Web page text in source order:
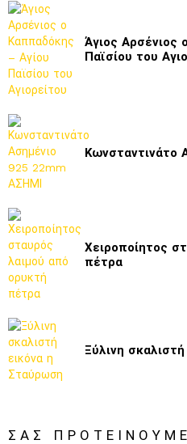
Άγιος Αρσένιος
Παϊσίου του
Κωνσταντινάτο
Χειροποίητος
πέτρα
Ξύλινη
ΣΑΣ ΠΡΟΤΕΊΝΟΥΜΕ